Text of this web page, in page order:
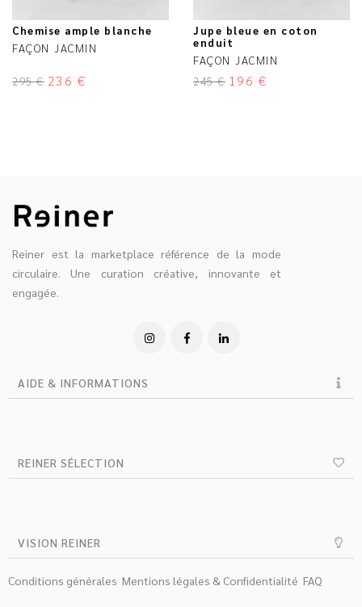
Chemise ample blanche
FAÇON JACMIN
295€ 236 €
Jupe bleue en coton
enduit
FAÇON JACMIN
245€ 196 €
Reiner est la marketplace référence de la mode
circulaire. Une curation créative, innovante et
engagée.
AIDE & INFORMATIONS
REINER SÉLECTION
VISION REINER
Conditions générales Mentions légales & Confidentialité FAQ